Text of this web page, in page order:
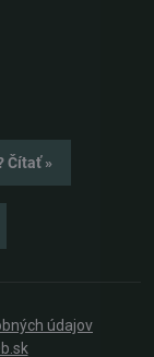
Čítať »
údajov